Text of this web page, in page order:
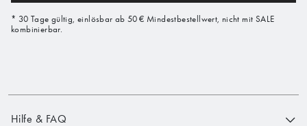
* 30 Tage gültig, einlösbar ab 50 € Mindestbestellwert, nicht mit SALE
kombinierbar.
Hilfe & FAQ